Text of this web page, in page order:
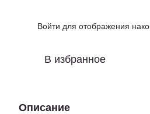
Войти для отображения
В избранное
Описание